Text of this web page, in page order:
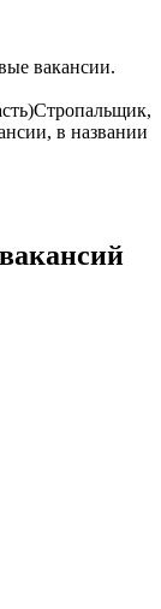
вакансии.
Стропальщик,
в названии